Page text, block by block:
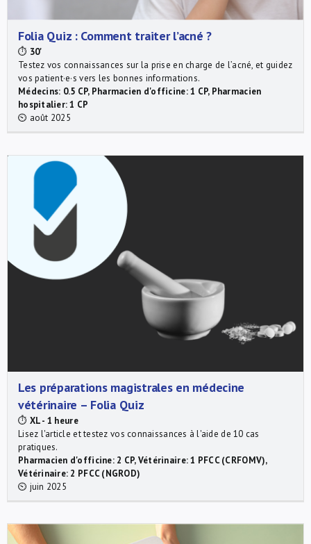
Folia Quiz : Comment traiter l’acné ?
⏱ 30'
Testez vos connaissances sur la prise en charge de l’acné, et guidez
vos patient·e·s vers les bonnes informations.
Médecins: 0.5 CP, Pharmacien d'officine: 1 CP, Pharmacien
hospitalier: 1 CP
⏲ août 2025
Les préparations magistrales en médecine
vétérinaire – Folia Quiz
⏱ XL - 1 heure
Lisez l'article et testez vos connaissances à l'aide de 10 cas
pratiques.
Pharmacien d'officine: 2 CP, Vétérinaire: 1 PFCC (CRFOMV),
Vétérinaire: 2 PFCC (NGROD)
⏲ juin 2025